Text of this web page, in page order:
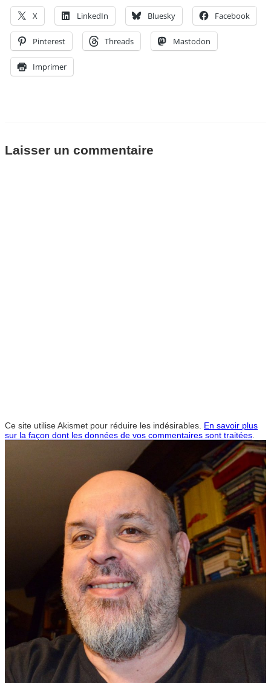
X LinkedIn Bluesky Facebook
Pinterest Threads Mastodon
Imprimer
Laisser un commentaire
Ce site utilise Akismet pour réduire les indésirables. En savoir plus
sur la façon dont les données de vos commentaires sont traitées